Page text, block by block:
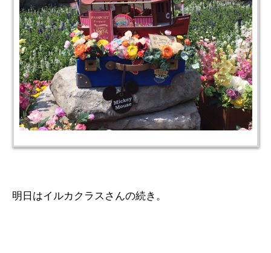
明日はイルカクラスさんの続き。